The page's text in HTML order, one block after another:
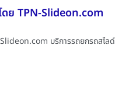
ดย TPN-Slideon.com
บริการรถยกรถสไลด์